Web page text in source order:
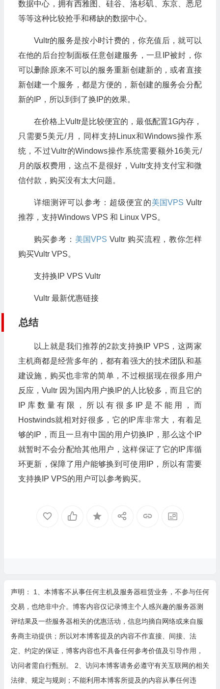
数据中心，拥有西雅图、硅谷、洛杉矶、东京、悉尼
等等这种比较抢手和稀缺的数据中心。
Vultr的服务是按小时计费的，你充值后，就可以
在他的后台控制面板任意创建服务，一旦IP被封，你
可以删除原来不可以的服务重新创建新的，或者直接
新创建一个服务，都是方便的，新创建的服务会分配
新的IP，所以到到了换IP的效果。
在价格上Vultr是比较便宜的，最低配置1G内存，
只需要5美元/月，同样支持Linux和Windows操作系
统，不过Vultr的Windows操作系统需要额外16美元/
月的版权费用，这点不是很好，Vultr支持支付宝和微
信付款，购买没有太大问题。
详细测评可以参考：超级便宜的美国VPS Vultr
推荐，支持Windows VPS 和 Linux VPS。
购买参考： 美国VPS Vultr 购买流程，教你怎样
购买Vultr VPS。
支持换IP VPS Vultr
Vultr 最新优惠链接
总结
以上就是我们推荐的2款支持换IP VPS，这两家
主机商都是经营多年的，都有着强大的技术团队和基
建设施，购买也非常的简单，不过根据现在很多用户
反应，Vultr 因为国内用户换IP的人比较多，而且它的
IP库数量有限，所以有很多IP是不能用，而
Hostwinds就相对好很多，它的IP库非常大，有着足
够的IP，而且一旦有中国的用户切换IP，那么这个IP
就暂时不会分配给其他用户，这样保证了它的IP库循
环更新，保障了用户能够换到可使用IP，所以有需要
支持换IP VPS的用户可以参考购买。
声明： 1、本博客不从事任何主机及服务器租赁业务，不参与任何
交易，也绝非中介。博客内容仅记录博主个人感兴趣的服务器测
评结果及一些服务器相关的优惠活动，信息均摘自网络或来自服
务商主动提供；所以对本博客提及的内容不作直接、间接、法
定、约定的保证，博客内容也不具备任何参考价值及引导作用，
访问者需自行甄别。 2、访问本博客请务必遵守有关互联网的相关
法律、规定与规则；不能利用本博客所提及的内容从事任何违